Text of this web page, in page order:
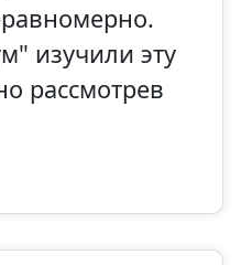
изучили эту
рассмотрев